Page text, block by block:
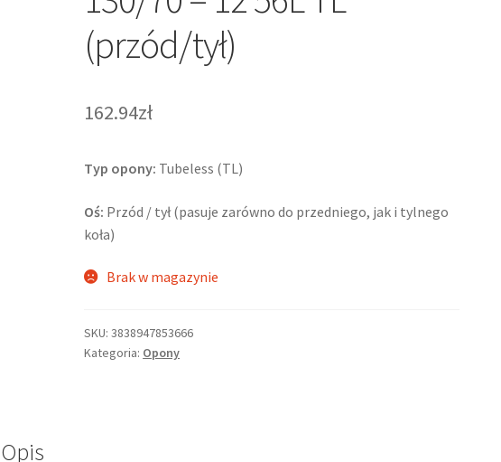
(przód/tył)
162.94zł
Typ opony: Tubeless (TL)
Oś: Przód / tył (pasuje zarówno do przedniego, jak i tylnego
koła)
Brak w magazynie
SKU:3838947853666
Kategoria: Opony
Opis